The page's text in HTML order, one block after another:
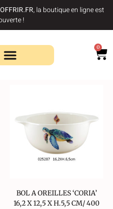
, la boutique en ligne est
!
0
BOL A OREILLES ‘CORIA’
16,2 X 12,5 X H.5,5 CM/ 400